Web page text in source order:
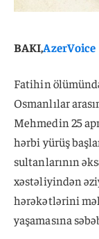
BAKI,AzerVoice
Fatihin
Osmanlılar
Mehmedin 25
hərbi yürüş
sultanlarının
xəstəliyindən
hərəkətlərini
yaşamasına